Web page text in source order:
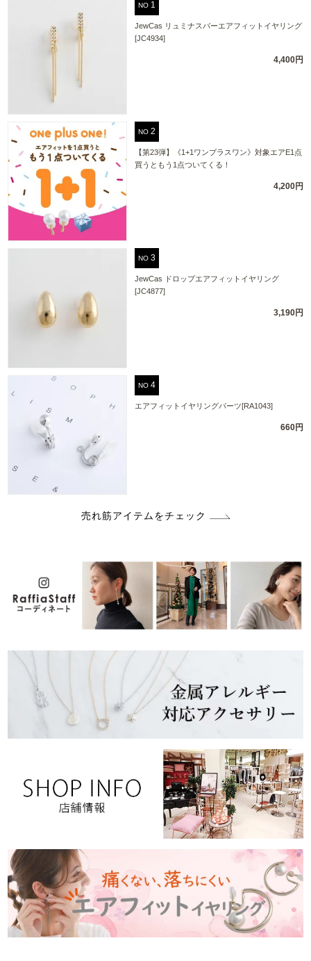
NO
JewCas リュミナスバーエアフィットイヤリング
[JC4934]
4,400円
NO
【第23弾】《1+1ワンプラスワン》対象エアE1点
買うともう1点ついてくる！
4,200円
NO
JewCas ドロップエアフィットイヤリング
[JC4877]
3,190円
NO
エアフィットイヤリングパーツ[RA1043]
660円
売れ筋アイテムをチェック